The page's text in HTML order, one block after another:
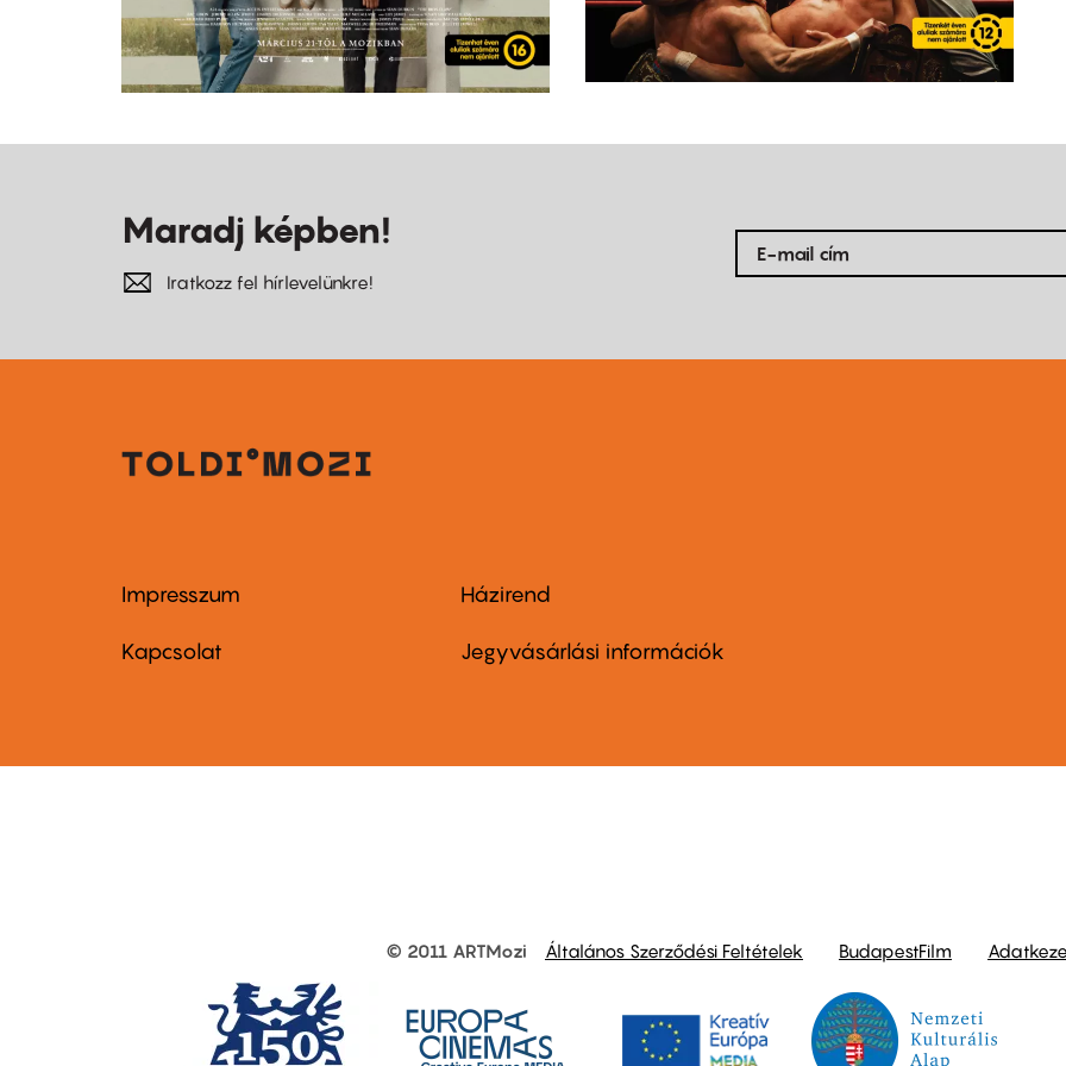
Maradj képben!
Iratkozz fel hírlevelünkre!
Footer
menu
Impresszum
Kapcsolat
Footer
menu
Házirend
Jegyvásárlási információk
other
© 2011 ARTMozi Általános Szerződési Feltételek BudapestFilm